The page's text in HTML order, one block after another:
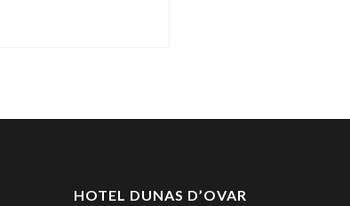
HOTEL DUNAS D’OVAR